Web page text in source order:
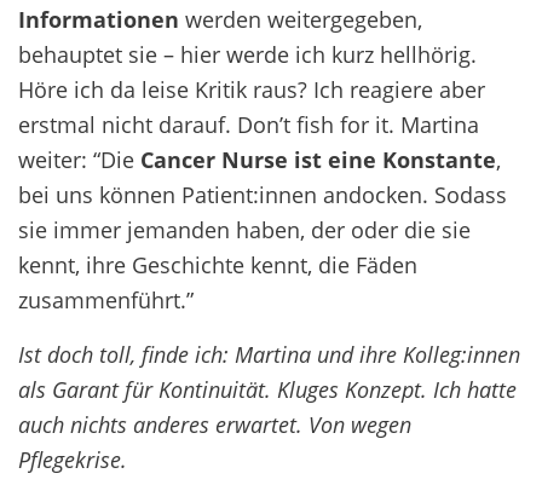
Informationen werden weitergegeben,
behauptet sie – hier werde ich kurz hellhörig.
Höre ich da leise Kritik raus? Ich reagiere aber
erstmal nicht darauf. Don’t fish for it. Martina
weiter: “Die Cancer Nurse ist eine Konstante,
bei uns können Patient:innen andocken. Sodass
sie immer jemanden haben, der oder die sie
kennt, ihre Geschichte kennt, die Fäden
zusammenführt.”
Ist doch toll, finde ich: Martina und ihre Kolleg:innen
als Garant für Kontinuität. Kluges Konzept. Ich hatte
auch nichts anderes erwartet. Von wegen
Pflegekrise.